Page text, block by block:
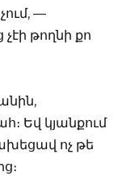
—
թողնի քո
Եվ կյանքում
ոչ թե